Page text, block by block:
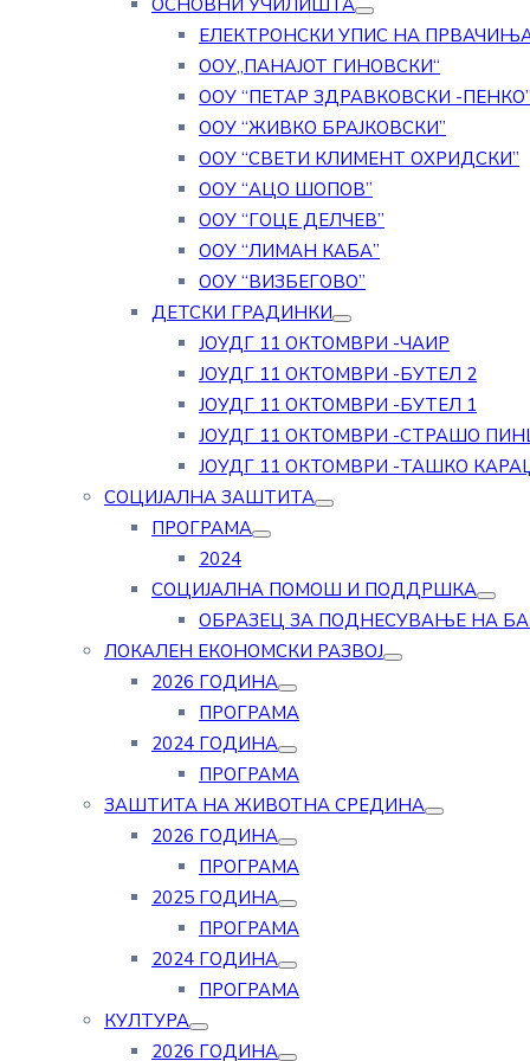
ОСНОВНИ УЧИЛИШТА
ЕЛЕКТРОНСКИ УПИС НА
ООУ„ПАНАЈОТ ГИНОВСКИ“
ООУ “ПЕТАР ЗДРАВКОВСКИ -ПЕНКО”
ООУ “ЖИВКО БРАЈКОВСКИ”
ООУ “СВЕТИ КЛИМЕНТ ОХРИДСКИ”
ООУ “АЦО ШОПОВ”
ООУ “ГОЦЕ ДЕЛЧЕВ”
ООУ “ЛИМАН КАБА”
ООУ “ВИЗБЕГОВО”
ДЕТСКИ ГРАДИНКИ
ЈОУДГ 11 ОКТОМВРИ -ЧАИР
ЈОУДГ 11 ОКТОМВРИ -БУТЕЛ 2
ЈОУДГ 11 ОКТОМВРИ -БУТЕЛ 1
ЈОУДГ 11 ОКТОМВРИ -СТРАШО
ЈОУДГ 11 ОКТОМВРИ -ТАШКО
СОЦИЈАЛНА ЗАШТИТА
ПРОГРАМА
2024
СОЦИЈАЛНА ПОМОШ И ПОДДРШКА
ОБРАЗЕЦ ЗА ПОДНЕСУВАЊЕ НА
ЛОКАЛЕН ЕКОНОМСКИ РАЗВОЈ
2026 ГОДИНА
ПРОГРАМА
2024 ГОДИНА
ПРОГРАМА
ЗАШТИТА НА ЖИВОТНА СРЕДИНА
2026 ГОДИНА
ПРОГРАМА
2025 ГОДИНА
ПРОГРАМА
2024 ГОДИНА
ПРОГРАМА
КУЛТУРА
2026 ГОДИНА